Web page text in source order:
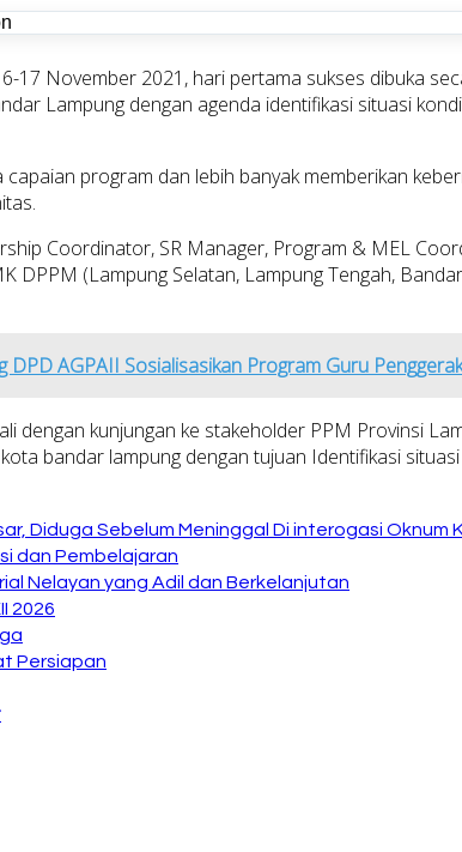
17 November 2021, hari pertama sukses dibuka
Lampung dengan agenda identifikasi situasi
program dan lebih banyak memberikan
Coordinator, SR Manager, Program & MEL
DPPM (Lampung Selatan, Lampung Tengah,
AGPAII Sosialisasikan Program Guru Penggerak
dengan kunjungan ke stakeholder PPM Provinsi
bandar lampung dengan tujuan Identifikasi
Diduga Sebelum Meninggal Di interogasi Oknum
dan Pembelajaran
Nelayan yang Adil dan Berkelanjutan
2026
Persiapan